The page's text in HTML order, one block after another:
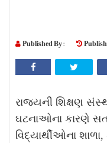
Published By :
રાજ્યની શિક્ષણ
ઘટનાઓના કારણે
વિદ્યાર્થીઓના